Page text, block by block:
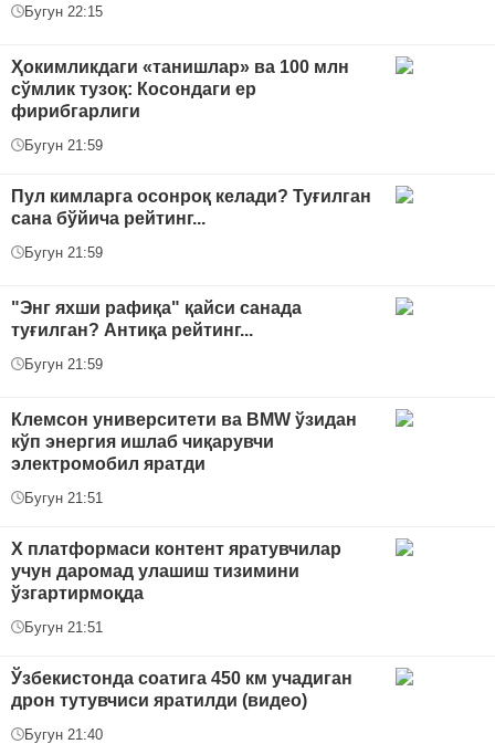
Бугун 22:15
Ҳокимликдаги «танишлар» ва 100 млн
сўмлик тузоқ: Косондаги ер
фирибгарлиги
Бугун 21:59
Пул кимларга осонроқ келади? Туғилган
сана бўйича рейтинг...
Бугун 21:59
"Энг яхши рафиқа" қайси санада
туғилган? Антиқа рейтинг...
Бугун 21:59
Клемсон университети ва BMW ўзидан
кўп энергия ишлаб чиқарувчи
электромобил яратди
Бугун 21:51
Х платформаси контент яратувчилар
учун даромад улашиш тизимини
ўзгартирмоқда
Бугун 21:51
Ўзбекистонда соатига 450 км учадиган
дрон тутувчиси яратилди (видео)
Бугун 21:40